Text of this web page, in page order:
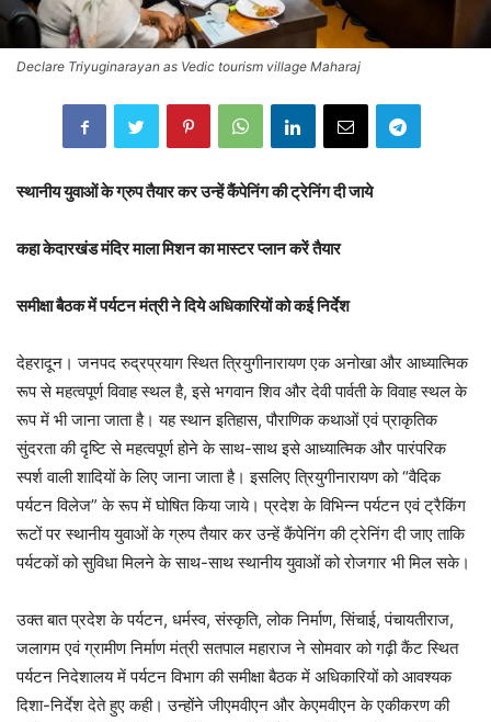
Declare Triyuginarayan as Vedic tourism village Maharaj
स्थानीय युवाओं के ग्रुप तैयार कर उन्हें कैंपेनिंग की ट्रेनिंग दी जाये
कहा केदारखंड मंदिर माला मिशन का मास्टर प्लान करें तैयार
समीक्षा बैठक में पर्यटन मंत्री ने दिये अधिकारियों को कई निर्देश
देहरादून। जनपद रुद्रप्रयाग स्थित त्रियुगीनारायण एक अनोखा और आध्यात्मिक
रूप से महत्वपूर्ण विवाह स्थल है, इसे भगवान शिव और देवी पार्वती के विवाह स्थल के
रूप में भी जाना जाता है। यह स्थान इतिहास, पौराणिक कथाओं एवं प्राकृतिक
सुंदरता की दृष्टि से महत्वपूर्ण होने के साथ-साथ इसे आध्यात्मिक और पारंपरिक
स्पर्श वाली शादियों के लिए जाना जाता है। इसलिए त्रियुगीनारायण को “वैदिक
पर्यटन विलेज” के रूप में घोषित किया जाये। प्रदेश के विभिन्न पर्यटन एवं ट्रैकिंग
रूटों पर स्थानीय युवाओं के ग्रुप तैयार कर उन्हें कैंपेनिंग की ट्रेनिंग दी जाए ताकि
पर्यटकों को सुविधा मिलने के साथ-साथ स्थानीय युवाओं को रोजगार भी मिल सके।
उक्त बात प्रदेश के पर्यटन, धर्मस्व, संस्कृति, लोक निर्माण, सिंचाई, पंचायतीराज,
जलागम एवं ग्रामीण निर्माण मंत्री सतपाल महाराज ने सोमवार को गढ़ी कैंट स्थित
पर्यटन निदेशालय में पर्यटन विभाग की समीक्षा बैठक में अधिकारियों को आवश्यक
दिशा-निर्देश देते हुए कही। उन्होंने जीएमवीएन और केएमवीएन के एकीकरण की